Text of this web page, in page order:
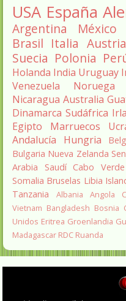
USA España
Argentina México
Brasil Italia Austria
Suecia Polonia
Holanda India Uruguay
Venezuela
Noruega
Nicaragua Australia
Dinamarca Sudáfrica
Egipto
Marruecos
Andalucía
Hungria
Bulgaria Nueva Zelanda
Arabia Saudí Cabo Verde
Somalia Bruselas Libia
Tanzania
Albania Angola
Vietnam Bangladesh Bosnia
Unidos Eritrea Groenlandia
Madagascar RDC Ruanda